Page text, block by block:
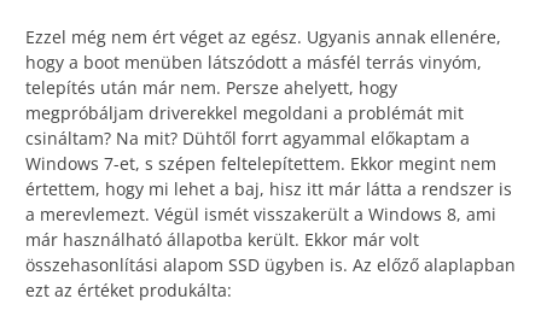
Ezzel még nem ért véget az egész. Ugyanis annak ellenére,
hogy a boot menüben látszódott a másfél terrás vinyóm,
telepítés után már nem. Persze ahelyett, hogy
megpróbáljam driverekkel megoldani a problémát mit
csináltam? Na mit? Dühtől forrt agyammal előkaptam a
Windows 7-et, s szépen feltelepítettem. Ekkor megint nem
értettem, hogy mi lehet a baj, hisz itt már látta a rendszer is
a merevlemezt. Végül ismét visszakerült a Windows 8, ami
már használható állapotba került. Ekkor már volt
összehasonlítási alapom SSD ügyben is. Az előző alaplapban
ezt az értéket produkálta: